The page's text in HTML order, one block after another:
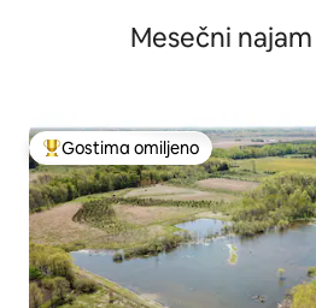
Mesečni
Najuspešniji među gostima
Gostima omiljeno